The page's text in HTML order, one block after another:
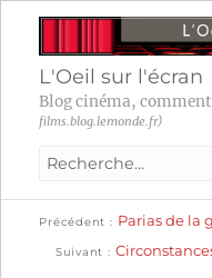
L'Oeil sur l'écran
Blog cinéma,
films.blog.lemonde.fr)
Recherche
:
Navigation
Précédent Parias de la
Suivant
suivante :